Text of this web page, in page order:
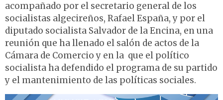
acompañado por el secretario general de los
socialistas algecireños, Rafael España, y por el
diputado socialista Salvador de la Encina, en una
reunión que ha llenado el salón de actos de la
Cámara de Comercio y en la que el político
socialista ha defendido el programa de su partido
y el mantenimiento de las políticas sociales.